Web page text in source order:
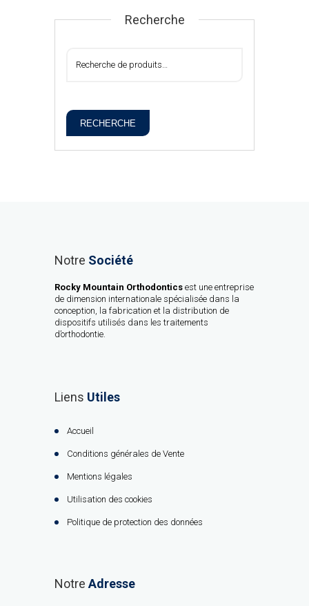
Recherche
RECHERCHE
Notre Société
Rocky Mountain Orthodontics est une entreprise
de dimension internationale spécialisée dans la
conception, la fabrication et la distribution de
dispositifs utilisés dans les traitements
d’orthodontie.
Liens Utiles
Accueil
Conditions générales de Vente
Mentions légales
Utilisation des cookies
Politique de protection des données
Notre Adresse